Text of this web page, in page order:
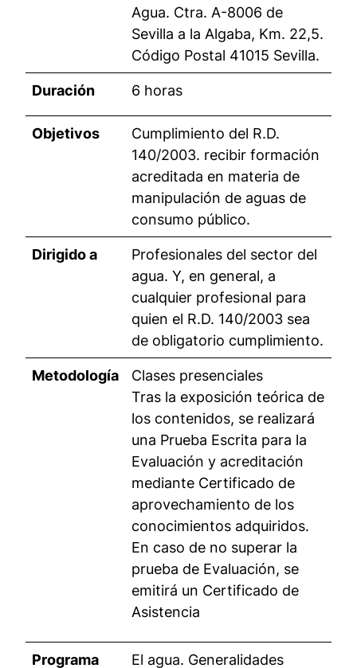
Agua. Ctra. A-8006 de
Sevilla a la Algaba, Km. 22,5.
Código Postal 41015 Sevilla.
Duración 6 horas
Objetivos
Cumplimiento del R.D.
140/2003. recibir formación
acreditada en materia de
manipulación de aguas de
consumo público.
Dirigido a
Profesionales del sector del
agua. Y, en general, a
cualquier profesional para
quien el R.D. 140/2003 sea
de obligatorio cumplimiento.
Metodología
Clases presenciales
Tras la exposición teórica de
los contenidos, se realizará
una Prueba Escrita para la
Evaluación y acreditación
mediante Certificado de
aprovechamiento de los
conocimientos adquiridos.
En caso de no superar la
prueba de Evaluación, se
emitirá un Certificado de
Asistencia
Programa
El agua. Generalidades